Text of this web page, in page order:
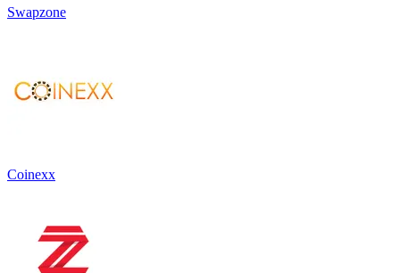
Swapzone
Coinexx